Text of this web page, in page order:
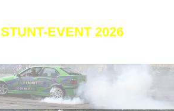
STUNT-EVENT 2026